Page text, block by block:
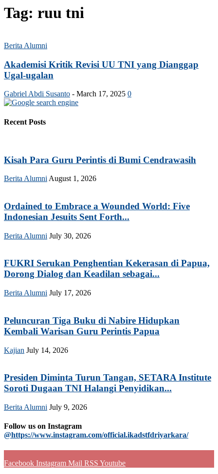
Tag: ruu tni
Berita Alumni
Akademisi Kritik Revisi UU TNI yang Dianggap
Ugal-ugalan
Gabriel Abdi Susanto - March 17, 2025 0
Recent Posts
Kisah Para Guru Perintis di Bumi Cendrawasih
Berita Alumni August 1, 2026
Ordained to Embrace a Wounded World: Five
Indonesian Jesuits Sent Forth...
Berita Alumni July 30, 2026
FUKRI Serukan Penghentian Kekerasan di Papua,
Dorong Dialog dan Keadilan sebagai...
Berita Alumni July 17, 2026
Peluncuran Tiga Buku di Nabire Hidupkan
Kembali Warisan Guru Perintis Papua
Kajian July 14, 2026
Presiden Diminta Turun Tangan, SETARA Institute
Soroti Dugaan TNI Halangi Penyidikan...
Berita Alumni July 9, 2026
Follow us on Instagram
@https://www.instagram.com/official.ikadstfdriyarkara/
Facebook Instagram Mail RSS Youtube